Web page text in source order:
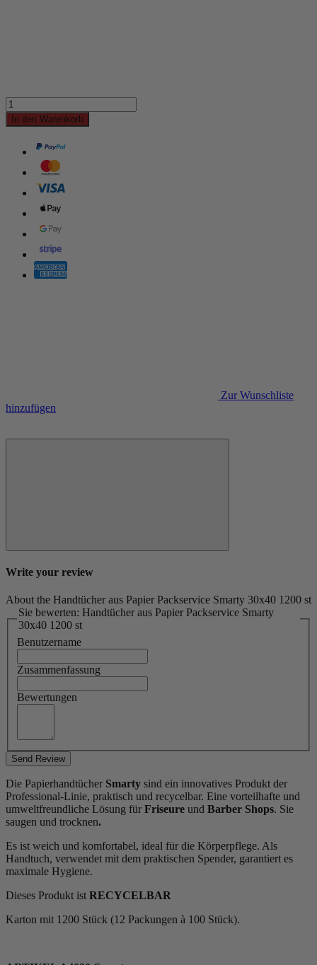
In den Warenkorb
Zur Wunschliste
hinzufügen
Write your review
About the Handtücher aus Papier Packservice Smarty 30x40 1200 st
Sie bewerten: Handtücher aus Papier Packservice Smarty
30x40 1200 st
Benutzername
Zusammenfassung
Bewertungen
Send Review
Die Papierhandtücher Smarty sind ein innovatives Produkt der
Professional-Linie, praktisch und recycelbar. Eine vorteilhafte und
umweltfreundliche Lösung für Friseure und Barber Shops. Sie
saugen und trocknen.
Es ist weich und komfortabel, ideal für die Körperpflege. Als
Handtuch, verwendet mit dem praktischen Spender, garantiert es
maximale Hygiene.
Dieses Produkt ist RECYCELBAR
Karton mit 1200 Stück (12 Packungen à 100 Stück).